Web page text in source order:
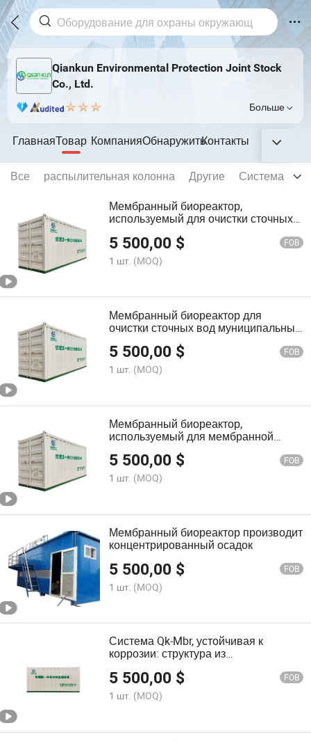
Qiankun Environmental Protection Joint Stock
Co., Ltd.
Больше
ГлавнаяТовар КомпанияОбнаружитьКонтакты
Все распылительная колонна Другие
Система
Мембранный биореактор,
используемый для очистки сточных
5 500,00 $ FOB
1 шт. (MOQ)
Мембранный биореактор для
очистки сточных вод муниципальных
5 500,00 $ FOB
1 шт. (MOQ)
Мембранный биореактор,
используемый для мембранной
5 500,00 $ FOB
1 шт. (MOQ)
Мембранный биореактор производит
концентрированный осадок
5 500,00 $ FOB
1 шт. (MOQ)
Система Qk-Mbr, устойчивая к
коррозии: структура из
стекловолокна и нержавеющей
стали для долгосрочной надежности
5 500,00 $ FOB
1 шт. (MOQ)